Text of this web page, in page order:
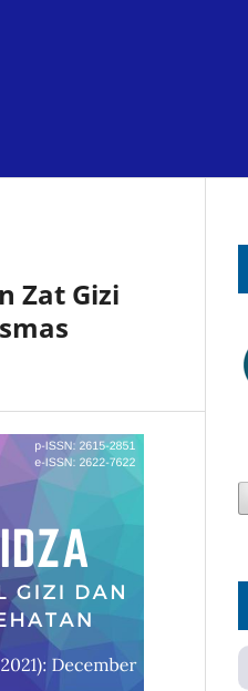
Zat Gizi